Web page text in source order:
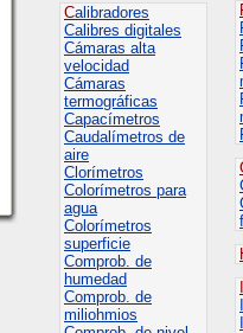
Calibradores
Calibres digitales
Cámaras alta
velocidad
Cámaras
termográficas
Capacímetros
Caudalímetros de
aire
Clorímetros
Colorímetros para
agua
Colorímetros
superficie
Comprob. de
humedad
Comprob. de
miliohmios